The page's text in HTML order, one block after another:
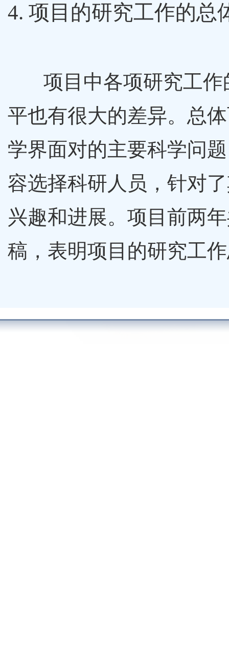
4. 项目的研究工作的总
项目中各项研究工
平也有很大的差异。总
学界面对的主要科学问
容选择科研人员，针对
兴趣和进展。项目前两
稿，表明项目的研究工